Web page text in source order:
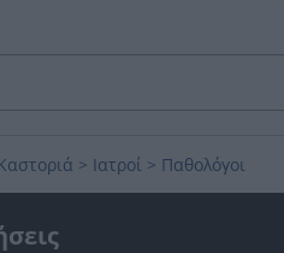
> Ιατροί > Παθολόγοι